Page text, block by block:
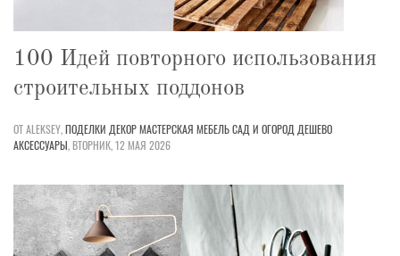
100 Идей повторного использования
строительных поддонов
ОТ ALEKSEY,ПОДЕЛКИ ДЕКОРМАСТЕРСКАЯ МЕБЕЛЬСАД И ОГОРОД ДЕШЕВО
АКСЕССУАРЫ,ВТОРНИК, 12 МАЯ 2026